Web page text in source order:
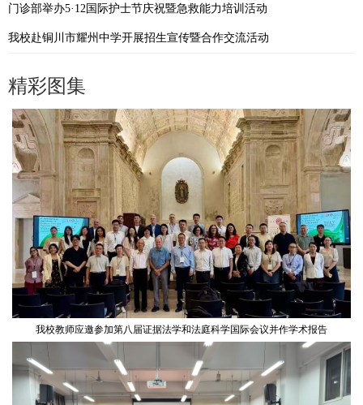
门诊部举办5·12国际护士节庆祝暨急救能力培训活动
我校赴铜川市耀州中学开展招生宣传暨合作交流活动
精彩图集
我校教师应邀参加第八届证据法学和法庭科学国际会议并作学术报告